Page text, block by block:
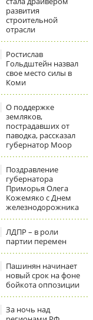
развития
строительной
отрасли
Ростислав
Гольдштейн назвал
свое место силы в
Коми
О поддержке
земляков,
пострадавших от
паводка, рассказал
губернатор Моор
Поздравление
губернатора
Приморья Олега
Кожемяко с Днем
железнодорожника
ЛДПР – в роли
партии перемен
Пашинян начинает
новый срок на фоне
бойкота оппозиции
За ночь над